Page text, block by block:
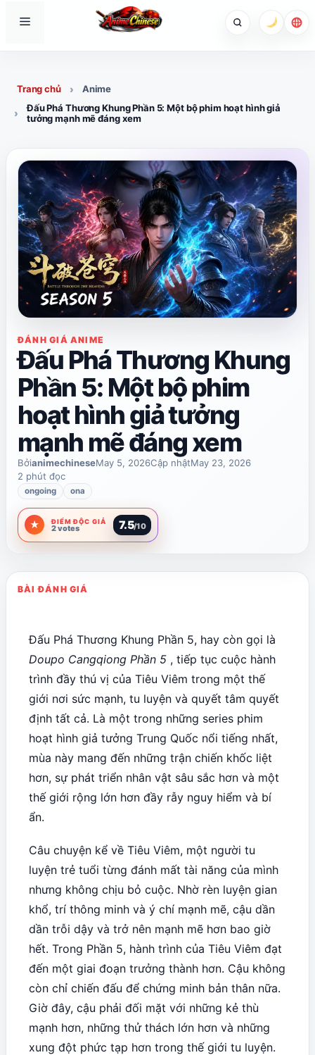
Menu
Trang chủ
Anime
Đấu Phá Thương Khung Phần 5: Một bộ phim hoạt hình giả
tưởng mạnh mẽ đáng xem
ĐÁNH GIÁ ANIME
Đấu Phá Thương Khung
Phần 5: Một bộ phim
hoạt hình giả tưởng
mạnh mẽ đáng xem
BởianimechineseMay 5, 2026Cập nhậtMay 23, 2026
2 phút đọc
ongoing ona
★ ĐIỂM ĐỘC GIẢ
2 votes 7.5/10
BÀI ĐÁNH GIÁ
Đấu Phá Thương Khung Phần 5, hay còn gọi là
Doupo Cangqiong Phần 5 , tiếp tục cuộc hành
trình đầy thú vị của Tiêu Viêm trong một thế
giới nơi sức mạnh, tu luyện và quyết tâm quyết
định tất cả. Là một trong những series phim
hoạt hình giả tưởng Trung Quốc nổi tiếng nhất,
mùa này mang đến những trận chiến khốc liệt
hơn, sự phát triển nhân vật sâu sắc hơn và một
thế giới rộng lớn hơn đầy rẫy nguy hiểm và bí
ẩn.
Câu chuyện kể về Tiêu Viêm, một người tu
luyện trẻ tuổi từng đánh mất tài năng của mình
nhưng không chịu bỏ cuộc. Nhờ rèn luyện gian
khổ, trí thông minh và ý chí mạnh mẽ, cậu dần
dần trỗi dậy và trở nên mạnh mẽ hơn bao giờ
hết. Trong Phần 5, hành trình của Tiêu Viêm đạt
đến một giai đoạn trưởng thành hơn. Cậu không
còn chỉ chiến đấu để chứng minh bản thân nữa.
Giờ đây, cậu phải đối mặt với những kẻ thù
mạnh hơn, những thử thách lớn hơn và những
xung đột phức tạp hơn trong thế giới tu luyện.